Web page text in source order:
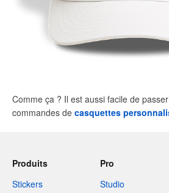
Comme ça ? Il est aussi facile de
commandes de casquettes
Produits
Stickers
Pro
Studio